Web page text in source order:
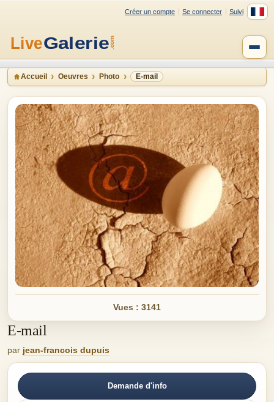
Créer un compte Se connecter Suivi
Accueil Oeuvres Photo E-mail
Vues : 3141
E-mail
par jean-francois dupuis
Demande d'info